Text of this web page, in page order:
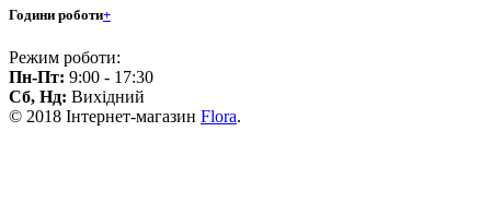
Години роботи+
Режим роботи:
Пн-Пт: 9:00 - 17:30
Сб, Нд: Вихідний
© 2018 Інтернет-магазин Flora.